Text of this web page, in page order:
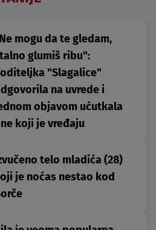
mogu da te gledam,
glumiš ribu":
"Slagalice"
na uvrede i
objavom ućutkala
koji je vređaju
telo mladića (28)
je noćas nestao kod